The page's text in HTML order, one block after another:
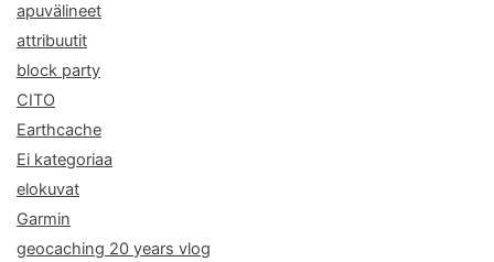
apuvälineet
attribuutit
block party
CITO
Earthcache
Ei kategoriaa
elokuvat
Garmin
geocaching 20 years vlog